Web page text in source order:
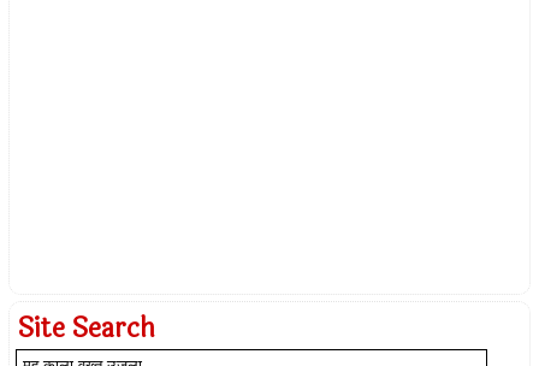
Site Search